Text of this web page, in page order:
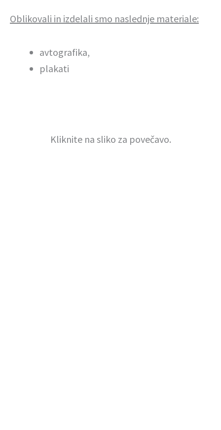
Oblikovali in izdelali smo naslednje materiale:
avtografika,
plakati
Kliknite na sliko za povečavo.